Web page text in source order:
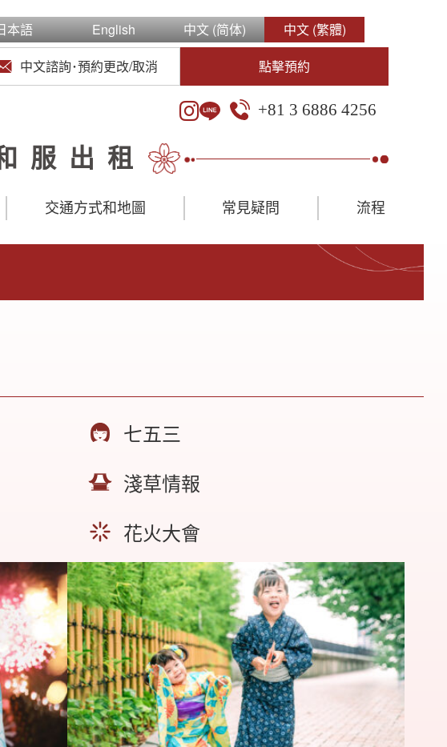
本語 English 中文 (简体)
中文 (繁體)
中文諮詢･預約更改/取消
點擊預約
+81 3 6886 4256
服出租
交通方式和地圖 常見疑問 流程
七五三
淺草情報
花火大會